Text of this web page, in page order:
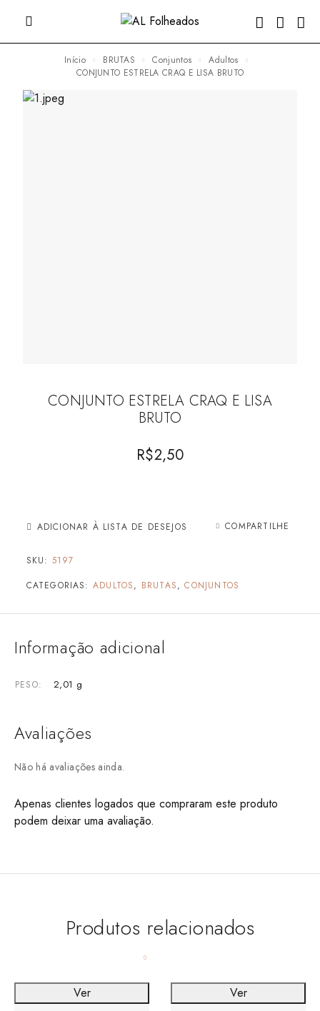
Início BRUTAS Conjuntos
Adultos
CONJUNTO ESTRELA CRAQ E LISA BRUTO
CONJUNTO ESTRELA CRAQ E LISA
BRUTO
R$2,50
ADICIONAR À LISTA DE DESEJOS COMPARTILHE
SKU: 5197
CATEGORIAS: ADULTOS, BRUTAS,CONJUNTOS
Informação adicional
PESO 2,01 g
Avaliações
Não há avaliações ainda.
Apenas clientes logados que compraram este produto
podem deixar uma avaliação.
Produtos relacionados
Ver Ver